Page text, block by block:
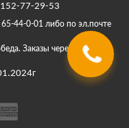
77-29-53
44-0-01 либо по эл.почте
Заказы через корзину